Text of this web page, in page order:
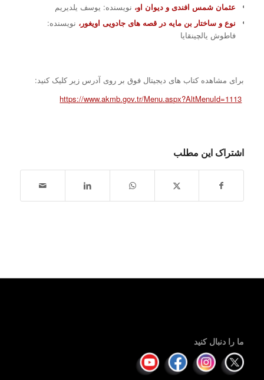
عثمان شمس افندی و دیوان او، نویسنده: یوسف یلدیریم
نوع و ساختار بن مایه در قصه های جادویی اویغور، نویسنده:
فاطوش یالچین­قایا
برای مشاهده کتاب های دیجیتال فوق بر روی آدرس زیر کلیک کنید:
https://www.akmb.gov.tr/Menu.aspx?AltMenuId=1113
اشتراک این مطلب
ما را دنبال کنید